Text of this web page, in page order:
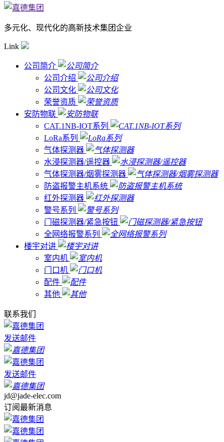
多元化、现代化的高新技术集团企业
Link
公司简介
公司介绍
公司文化
荣誉资质
安防物联
CAT.1NB-IOT系列
LoRa系列
气体探测器
水浸探测器/遥控器
气体探测器/烟雾探测器
防盗报警主机系统
红外探测器
警号系列
门磁探测器/紧急按钮
全网络报警系列
楼宇对讲
室内机
门口机
配件
其他
联系我们
发送邮件
发送邮件
jd@jade-elec.com
订阅最新消息